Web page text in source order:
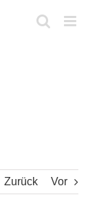
Zurück Vor